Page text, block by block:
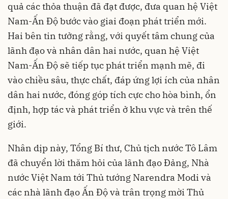
quả các thỏa thuận đã đạt được, đưa quan hệ Việt
Nam-Ấn Độ bước vào giai đoạn phát triển mới.
Hai bên tin tưởng rằng, với quyết tâm chung của
lãnh đạo và nhân dân hai nước, quan hệ Việt
Nam-Ấn Độ sẽ tiếp tục phát triển mạnh mẽ, đi
vào chiều sâu, thực chất, đáp ứng lợi ích của nhân
dân hai nước, đóng góp tích cực cho hòa bình, ổn
định, hợp tác và phát triển ở khu vực và trên thế
giới.
Nhân dịp này, Tổng Bí thư, Chủ tịch nước Tô Lâm
đã chuyển lời thăm hỏi của lãnh đạo Đảng, Nhà
nước Việt Nam tới Thủ tướng Narendra Modi và
các nhà lãnh đạo Ấn Độ và trân trọng mời Thủ